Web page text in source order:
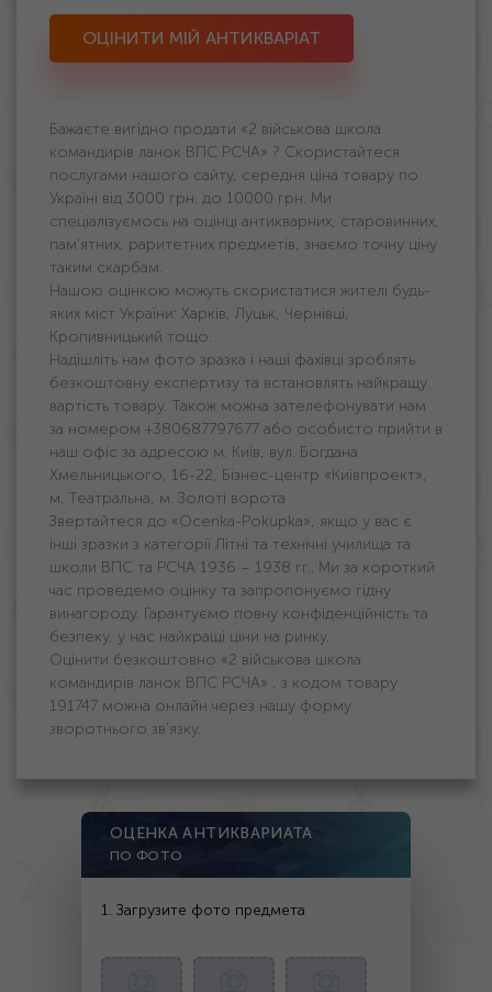
ОЦІНИТИ МІЙ АНТИКВАРІАТ
Бажаєте вигідно продати «2 військова школа
командирів ланок ВПС РСЧА» ? Скористайтеся
послугами нашого сайту, середня ціна товару по
Україні від 3000 грн. дo 10000 грн. Ми
спеціалізуємось на оцінці антикварних, старовинних,
пам'ятних, раритетних предметів, знаємо точну ціну
таким скарбам.
Нашою оцінкою можуть скористатися жителі будь-
яких міст України: Харків, Луцьк, Чернівці,
Кропивницький тощо.
Надішліть нам фото зразка і наші фахівці зроблять
безкоштовну експертизу та встановлять найкращу
вартість товару. Також можна зателефонувати нам
за номером +380687797677 або особисто прийти в
наш офіс за адресою м. Київ, вул. Богдана
Хмельницького, 16-22, Бізнес-центр «Київпроект»,
м. Театральна, м. Золоті ворота
Звертайтеся до «Ocenka-Pokupka», якщо у вас є
інші зразки з категорії Літні та технічні училища та
школи ВПС та РСЧА 1936 – 1938 гг.. Ми за короткий
час проведемо оцінку та запропонуємо гідну
винагороду. Гарантуємо повну конфіденційність та
безпеку, у нас найкращі ціни на ринку.
Оцінити безкоштовно «2 військова школа
командирів ланок ВПС РСЧА» , з кодом товару
191747 можна онлайн через нашу форму
зворотнього зв'язку.
ОЦЕНКА АНТИКВАРИАТА
ПО ФОТО
1. Загрузите фото предмета